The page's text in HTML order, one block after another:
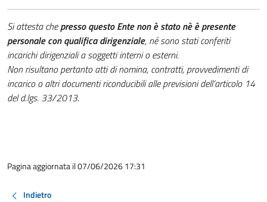
Si attesta chepresso questo Ente non è stato nè è presente
personale con qualifica dirigenziale, né sono stati conferiti
incarichi dirigenziali a soggetti interni o esterni.
Non risultano pertanto atti di nomina, contratti, provvedimenti di
incarico o altri documenti riconducibili alle previsioni dell’articolo 14
del d.lgs. 33/2013.
Pagina aggiornata il 07/06/2026 17:31
Indietro